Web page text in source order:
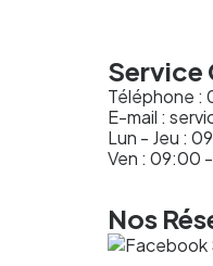
Service
Téléphone :
E-mail :
Lun - Jeu :
Ven : 09:00
Nos